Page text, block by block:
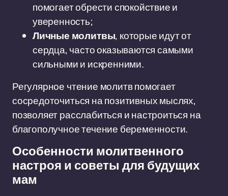
помогает обрести спокойствие и
уверенность;
Личные молитвы, которые идут от
сердца, часто оказываются самыми
сильными и искренними.
Регулярное чтение молитв помогает
сосредоточиться на позитивных мыслях,
позволяет расслабиться и настроиться на
благополучное течение беременности.
Особенности молитвенного
настроя и советы для будущих
мам